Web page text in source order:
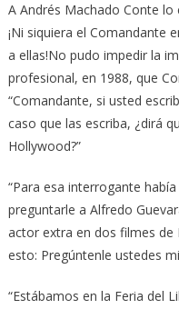
A Andrés Machado Conte
¡Ni siquiera el Comandante
a ellas!No pudo impedir la
profesional, en 1988, que
“Comandante, si usted
caso que las escriba, ¿dirá
Hollywood?”
“Para esa interrogante
preguntarle a Alfredo
actor extra en dos filmes de
esto: Pregúntenle ustedes
“Estábamos en la Feria del